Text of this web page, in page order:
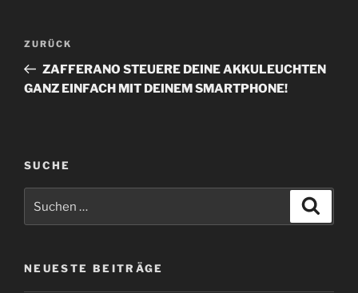
i
g
s
V
o
r
i
i
ZURÜCK
ZAFFERANO STEUERE DEINE AKKULEUCHTEN
GANZ EINFACH MIT DEINEM SMARTPHONE!
SUCHE
e
c
NEUESTE BEITRÄGE